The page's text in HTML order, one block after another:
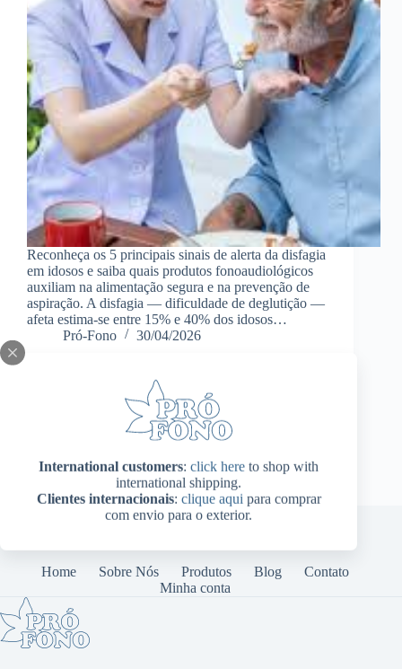
International customers: click here to shop with
international shipping.
Clientes internacionais: clique aqui para comprar
com envio para o exterior.
Reconheça os 5 principais sinais de alerta da disfagia
em idosos e saiba quais produtos fonoaudiológicos
auxiliam na alimentação segura e na prevenção de
aspiração. A disfagia — dificuldade de deglutição —
afeta estima-se entre 15% e 40% dos idosos…
Pró-Fono
30/04/2026
Home Sobre Nós Produtos Blog
Contato
Minha conta